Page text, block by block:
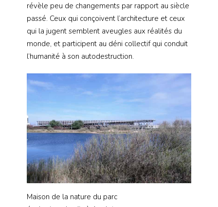
révèle peu de changements par rapport au siècle
passé. Ceux qui conçoivent l’architecture et ceux
qui la jugent semblent aveugles aux réalités du
monde, et participent au déni collectif qui conduit
l’humanité à son autodestruction.
Maison de la nature du parc